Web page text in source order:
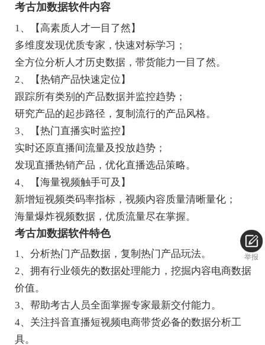
考古加数据软件内容
1、【高素质人才一目了然】
多维度发现优质专家，快速对标学习；
全方位分析人才历史数据，带货能力一目了然。
2、【热销产品快速定位】
跟踪所有类别的产品数据并监控趋势；
研究产品的起步路径，复制流行的产品风格。
3、【热门直播实时监控】
实时还原直播间流量及投放趋势；
发现直播热销产品，优化直播选品策略。
4、【海量视频触手可及】
新增短视频类码率指标，视频内容质量清晰量化；
海量爆炸视频数据，优质流量尽在掌握。
考古加数据软件特色
1、分析热门产品数据，复制热门产品玩法。
2、拥有行业领先的数据处理能力，挖掘内容电商数据
价值。
3、帮助考古人员全面掌握专家最新交付能力。
4、关注抖音直播短视频电商带货必备的数据分析工
具。
举报